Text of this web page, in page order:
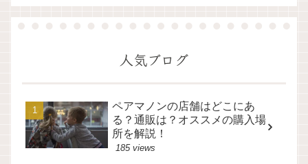
人気ブログ
ペアマノンの店舗はどこにあ
る？通販は？オススメの購入場
所を解説！
185 views